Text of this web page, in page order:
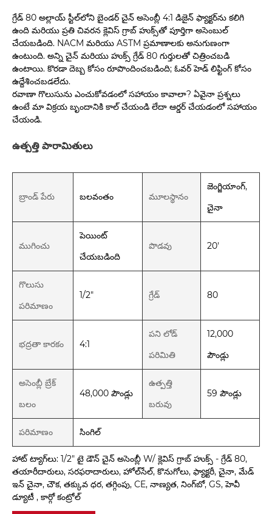
గ్రేడ్ 80 అల్లాయ్ స్టీల్‌లోని బైండర్ చైన్ అసెంబ్లీ 4:1 డిజైన్ ఫ్యాక్టర్‌ను కలిగి
ఉంది మరియు ప్రతి చివరన క్లెవిస్ గ్రాబ్ హుక్స్‌తో పూర్తిగా అసెంబుల్
చేయబడింది. NACM మరియు ASTM ప్రమాణాలకు అనుగుణంగా
ఉంటుంది. అన్ని చైన్ మరియు హుక్స్ గ్రేడ్ 80 గుర్తులతో చిత్రించబడి
ఉంటాయి. కొరడా దెబ్బ కోసం రూపొందించబడింది; ఓవర్ హెడ్ లిఫ్టింగ్ కోసం
ఉద్దేశించబడలేదు.
రవాణా గొలుసును ఎంచుకోవడంలో సహాయం కావాలా? ఏవైనా ప్రశ్నలు
ఉంటే మా విక్రయ బృందానికి కాల్ చేయండి లేదా ఆర్డర్ చేయడంలో సహాయం
చేయండి.
ఉత్పత్తి పారామితులు
బ్రాండ్ పేరు బలవంతం మూలస్థానం
జెంగ్జియాంగ్,
చైనా
ముగించు
పెయింట్
చేయబడింది
పొడవు 20'
గొలుసు
పరిమాణం
1/2" గ్రేడ్ 80
భద్రతా కారకం 4:1
పని లోడ్
పరిమితి
12,000
పౌండ్లు
అసెంబ్లీ బ్రేక్
బలం
48,000 పౌండ్లు
ఉత్పత్తి
బరువు
59 పౌండ్లు
పరిమాణం సింగిల్
హాట్ ట్యాగ్‌లు: 1/2" టై డౌన్ చైన్ అసెంబ్లీ W/ క్లెవిస్ గ్రాబ్ హుక్స్ - గ్రేడ్ 80,
తయారీదారులు, సరఫరాదారులు, హోల్‌సేల్, కొనుగోలు, ఫ్యాక్టరీ, చైనా, మేడ్
ఇన్ చైనా, చౌక, తక్కువ ధర, తగ్గింపు, CE, నాణ్యత, నింగ్‌బో, GS, హెవీ
డ్యూటీ , కార్గో కంట్రోల్